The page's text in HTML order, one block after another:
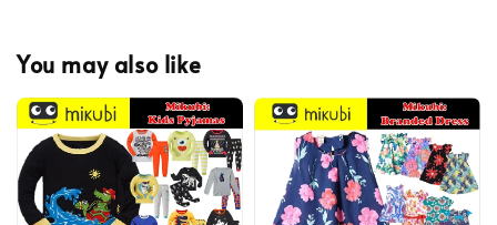
You may also like